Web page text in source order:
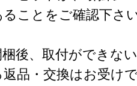
ることをご確認下さ
後、取付ができな
返品・交換はお受け